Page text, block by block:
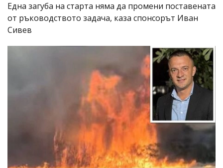
Една загуба на старта няма да промени поставената
от ръководството задача, каза спонсорът Иван
Сивев